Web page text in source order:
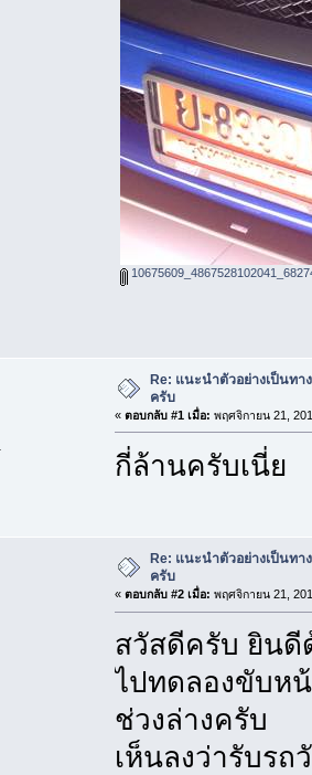
Re: แนะนำตัวอย่างเป็นทา
ครับ
« ตอบกลับ #1 เมื่อ: พฤศจิกายน 21,
กี่ล้านครับเนี่ย
Re: แนะนำตัวอย่างเป็นท
ครับ
« ตอบกลับ #2 เมื่อ: พฤศจิกายน 21,
สวัสดีครับ ยินดี
ไปทดลองขับห
ช่วงล่างครับ
เห็นลงว่ารับร